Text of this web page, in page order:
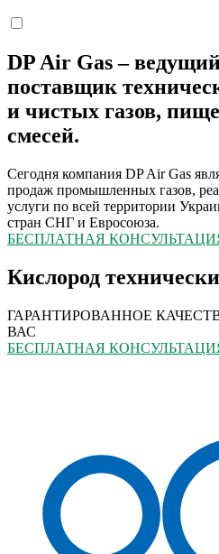
DP Air Gas –
поставщик
и чистых газов,
смесей.
Сегодня компания DP Air Gas
продаж промышленных газов,
услуги по всей территории
стран СНГ и Евросоюза.
БЕСПЛАТНАЯ
Кислород
ГАРАНТИРОВАННОЕ
ВАС
БЕСПЛАТНАЯ